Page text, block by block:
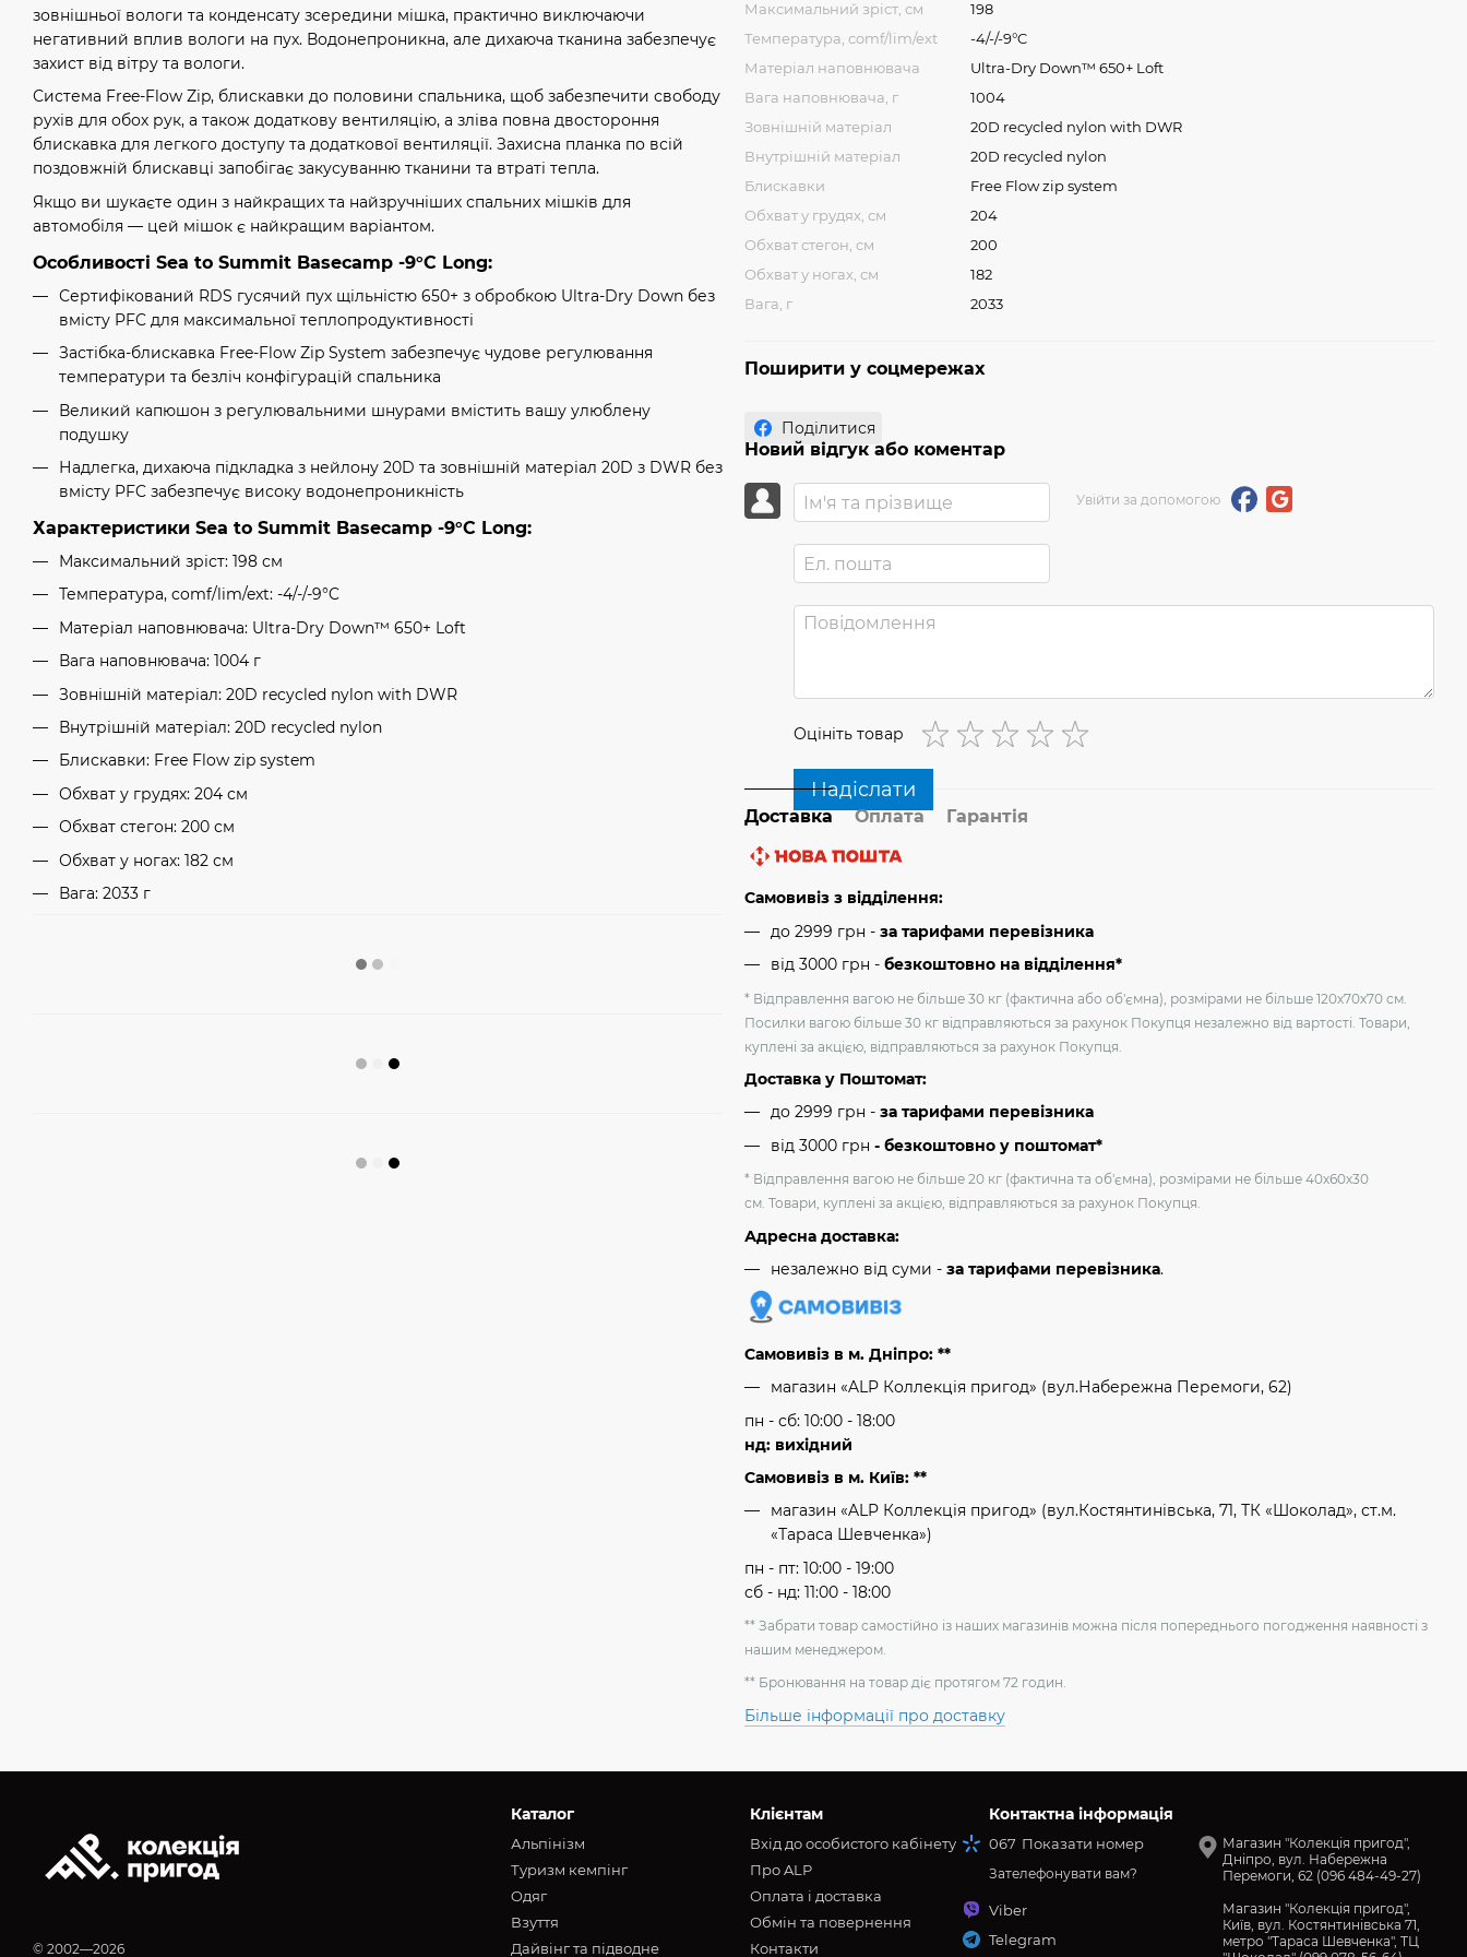
зовнішньої вологи та конденсату зсередини мішка, практично виключаючи
негативний вплив вологи на пух. Водонепроникна, але дихаюча тканина забезпечує
захист від вітру та вологи.
Система Free-Flow Zip, блискавки до половини спальника, щоб забезпечити свободу
рухів для обох рук, а також додаткову вентиляцію, а зліва повна двостороння
блискавка для легкого доступу та додаткової вентиляції. Захисна планка по всій
поздовжній блискавці запобігає закусуванню тканини та втраті тепла.
Якщо ви шукаєте один з найкращих та найзручніших спальних мішків для
автомобіля — цей мішок є найкращим варіантом.
Особливості Sea to Summit Basecamp -9°C Long:
Сертифікований RDS гусячий пух щільністю 650+ з обробкою Ultra-Dry Down без
вмісту PFC для максимальної теплопродуктивності
Застібка-блискавка Free-Flow Zip System забезпечує чудове регулювання
температури та безліч конфігурацій спальника
Великий капюшон з регулювальними шнурами вмістить вашу улюблену
подушку
Надлегка, дихаюча підкладка з нейлону 20D та зовнішній матеріал 20D з DWR без
вмісту PFC забезпечує високу водонепроникність
Характеристики Sea to Summit Basecamp -9°C Long:
Максимальний зріст: 198 см
Температура, comf/lim/ext: -4/-/-9°C
Матеріал наповнювача: Ultra-Dry Down™ 650+ Loft
Вага наповнювача: 1004 г
Зовнішній матеріал: 20D recycled nylon with DWR
Внутрішній матеріал: 20D recycled nylon
Блискавки: Free Flow zip system
Обхват у грудях: 204 см
Обхват стегон: 200 см
Обхват у ногах: 182 см
Вага: 2033 г
Максимальний зріст, см
198
Температура, comf/lim/ext
-4/-/-9°C
Матеріал наповнювача
Ultra-Dry Down™ 650+ Loft
Вага наповнювача, г
1004
Зовнішній матеріал
20D recycled nylon with DWR
Внутрішній матеріал
20D recycled nylon
Блискавки
Free Flow zip system
Обхват у грудях, см
204
Обхват стегон, см
200
Обхват у ногах, см
182
Вага, г
2033
Поширити у соцмережах
Поділитися
Новий відгук або коментар
Увійти за допомогою
Оцініть товар
Надіслати
Доставка Оплата Гарантія
Самовивіз з відділення:
до 2999 грн - за тарифами перевізника
від 3000 грн - безкоштовно на відділення*
* Відправлення вагою не більше 30 кг (фактична або об'ємна), розмірами не більше 120х70х70 см.
Посилки вагою більше 30 кг відправляються за рахунок Покупця незалежно від вартості. Товари,
куплені за акцією, відправляються за рахунок Покупця.
Доставка у Поштомат:
до 2999 грн - за тарифами перевізника
від 3000 грн - безкоштовно у поштомат*
* Відправлення вагою не більше 20 кг (фактична та об'ємна), розмірами не більше 40х60х30
см. Товари, куплені за акцією, відправляються за рахунок Покупця.
Адресна доставка:
незалежно від суми - за тарифами перевізника.
Самовивіз в м. Дніпро: **
магазин «ALP Коллекція пригод» (вул.Набережна Перемоги, 62)
пн - сб: 10:00 - 18:00
нд: вихідний
Самовивіз в м. Київ: **
магазин «ALP Коллекція пригод» (вул.Костянтинівська, 71, ТК «Шоколад», ст.м.
«Тараса Шевченка»)
пн - пт: 10:00 - 19:00
сб - нд: 11:00 - 18:00
** Забрати товар самостійно із наших магазинів можна після попереднього погодження наявності з
нашим менеджером.
** Бронювання на товар діє протягом 72 годин.
Більше інформації про доставку
© 2002—2026
Каталог
Альпінізм
Туризм кемпінг
Oдяг
Взуття
Дайвінг та підводне
Клієнтам
Вхід до особистого кабінету
Про ALP
Оплата і доставка
Обмін та повернення
Контакти
Контактна інформація
067 Показати номер
Зателефонувати вам?
Viber
Telegram
Магазин "Колекція пригод",
Дніпро, вул. Набережна
Перемоги, 62 (096 484-49-27)
Магазин "Колекція пригод",
Київ, вул. Костянтинівська 71,
метро "Тараса Шевченка", ТЦ